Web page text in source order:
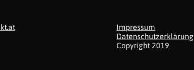
Impressum
Datenschutzerklärung
Copyright 2019